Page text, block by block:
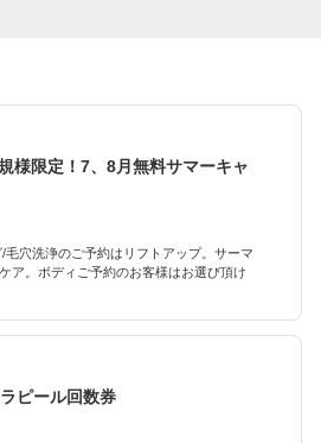
様限定！7、8月無料サマーキャ
毛穴洗浄のご予約はリフトアップ。サーマ
ア。ボディご予約のお客様はお選び頂け
ピール回数券